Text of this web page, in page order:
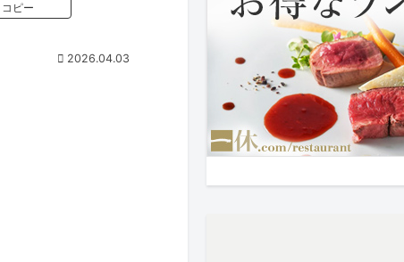
コピー
2026.04.03